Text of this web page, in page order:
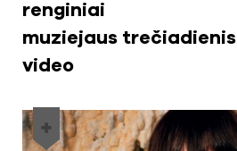
renginiai
muziejaus trečiadienis
video